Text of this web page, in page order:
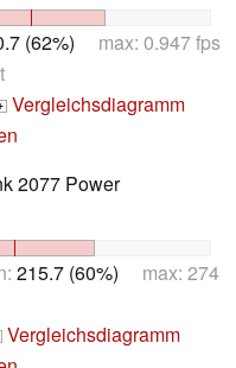
(62%) max: 0.947 fps
Vergleichsdiagramm
2077 Power
215.7 (60%) max: 274
Vergleichsdiagramm